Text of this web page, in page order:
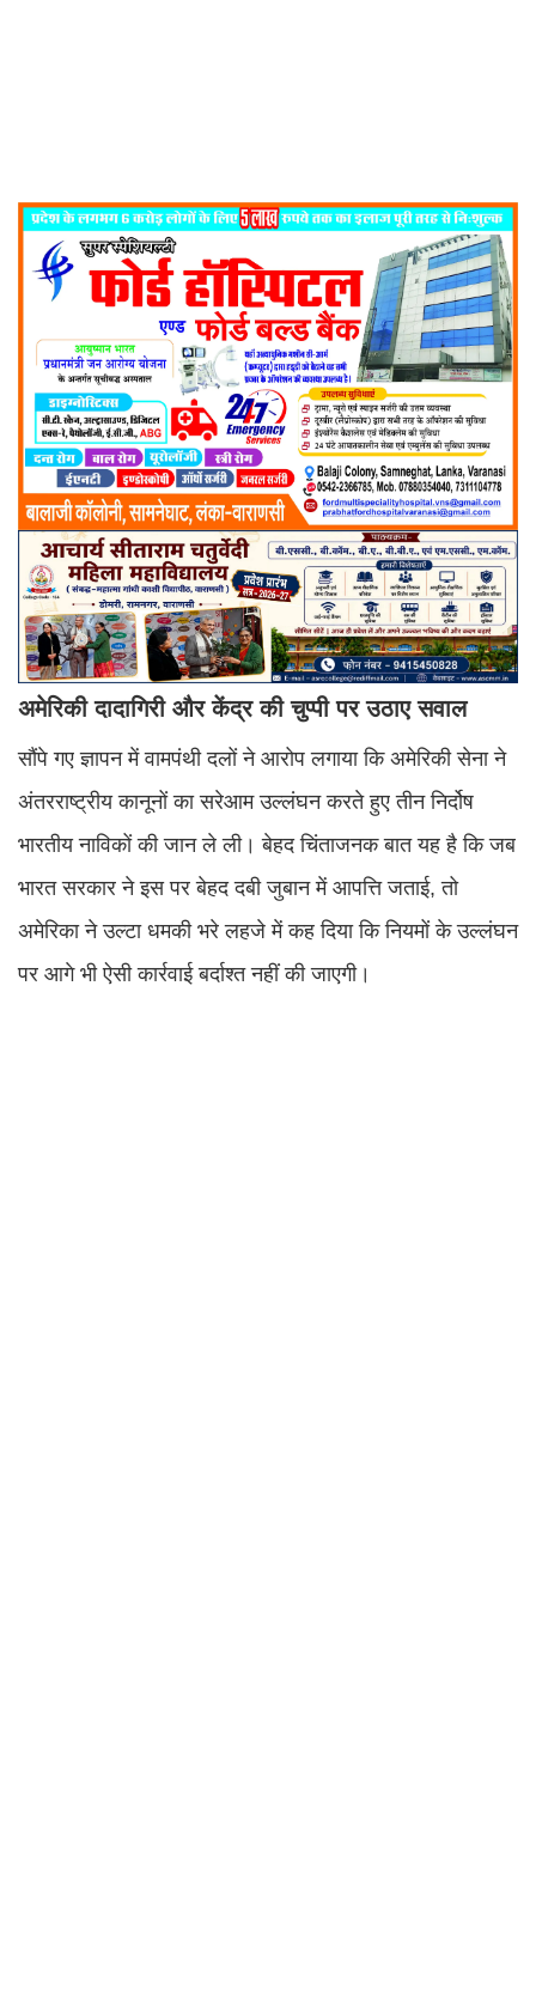
अमेरिकी दादागिरी और केंद्र की चुप्पी पर उठाए सवाल
सौंपे गए ज्ञापन में वामपंथी दलों ने आरोप लगाया कि अमेरिकी सेना ने
अंतरराष्ट्रीय कानूनों का सरेआम उल्लंघन करते हुए तीन निर्दोष
भारतीय नाविकों की जान ले ली। बेहद चिंताजनक बात यह है कि जब
भारत सरकार ने इस पर बेहद दबी जुबान में आपत्ति जताई, तो
अमेरिका ने उल्टा धमकी भरे लहजे में कह दिया कि नियमों के उल्लंघन
पर आगे भी ऐसी कार्रवाई बर्दाश्त नहीं की जाएगी।